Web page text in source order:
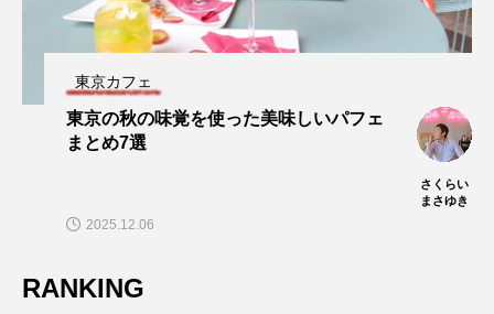
東京カフェ
東京の秋の味覚を使った美味しいパフェ
まとめ7選
さくらい
まさゆき
2025.12.06
RANKING